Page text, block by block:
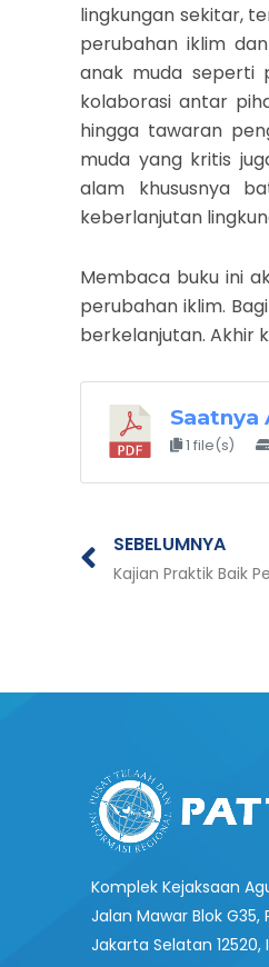
lingkungan sekitar,
perubahan iklim
anak muda seperti
kolaborasi antar
hingga tawaran
muda yang kritis
alam khususnya
keberlanjutan
Membaca buku ini
perubahan iklim.
berkelanjutan. Akhir
Saatnya
1 file(s)
Prev
SEBELUMNYA
Komplek Kejaksaan
Jalan Mawar Blok G35,
Jakarta Selatan 12520,